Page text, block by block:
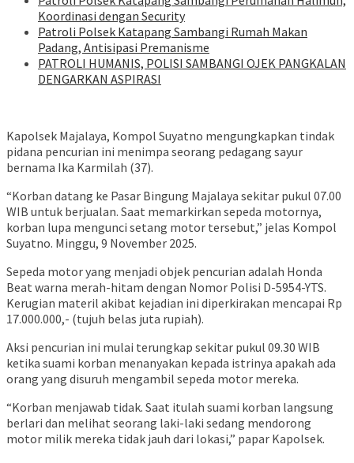
Koordinasi dengan Security
‎Patroli Polsek Katapang Sambangi Rumah Makan
Padang, Antisipasi Premanisme
‎PATROLI HUMANIS, POLISI SAMBANGI OJEK PANGKALAN
DENGARKAN ASPIRASI
Kapolsek Majalaya, Kompol Suyatno mengungkapkan tindak
pidana pencurian ini menimpa seorang pedagang sayur
bernama Ika Karmilah (37).
“Korban datang ke Pasar Bingung Majalaya sekitar pukul 07.00
WIB untuk berjualan. Saat memarkirkan sepeda motornya,
korban lupa mengunci setang motor tersebut,” jelas Kompol
Suyatno. Minggu, 9 November 2025.
Sepeda motor yang menjadi objek pencurian adalah Honda
Beat warna merah-hitam dengan Nomor Polisi D-5954-YTS.
Kerugian materil akibat kejadian ini diperkirakan mencapai Rp
17.000.000,- (tujuh belas juta rupiah).
Aksi pencurian ini mulai terungkap sekitar pukul 09.30 WIB
ketika suami korban menanyakan kepada istrinya apakah ada
orang yang disuruh mengambil sepeda motor mereka.
“Korban menjawab tidak. Saat itulah suami korban langsung
berlari dan melihat seorang laki-laki sedang mendorong
motor milik mereka tidak jauh dari lokasi,” papar Kapolsek.